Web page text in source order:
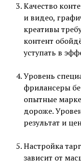
Качество
и видео,
креативы
контент
уступать в
Уровень
фрилансеры
опытные
дороже.
результат и
Настройка
зависит от